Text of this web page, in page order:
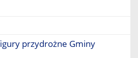
przydrożne Gminy